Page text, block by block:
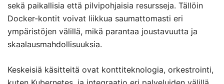
sekä paikallisia että pilvipohjaisia resursseja. Tällöin
Docker-kontit voivat liikkua saumattomasti eri
ympäristöjen välillä, mikä parantaa joustavuutta ja
skaalausmahdollisuuksia.
Keskeisiä käsitteitä ovat konttiteknologia, orkestrointi,